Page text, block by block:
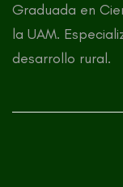
Graduada en
la UAM.
desarrollo rural.